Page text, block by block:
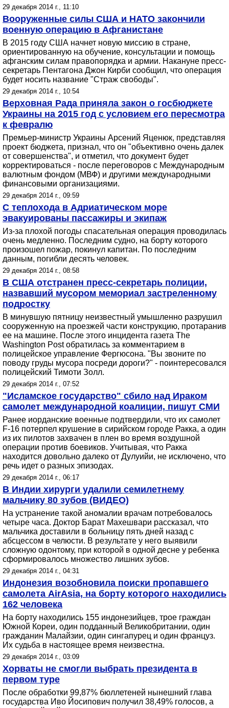
29 декабря 2014 г., 11:10
Вооруженные силы США и НАТО закончили
военную операцию в Афганистане
В 2015 году США начнет новую миссию в стране,
ориентированную на обучение, консультации и помощь
афганским силам правопорядка и армии. Накануне пресс-
секретарь Пентагона Джон Кирби сообщил, что операция
будет носить название "Страж свободы".
29 декабря 2014 г., 10:54
Верховная Рада приняла закон о госбюджете
Украины на 2015 год с условием его пересмотра
к февралю
Премьер-министр Украины Арсений Яценюк, представляя
проект бюджета, признал, что он "объективно очень далек
от совершенства", и отметил, что документ будет
корректироваться - после переговоров с Международным
валютным фондом (МВФ) и другими международными
финансовыми организациями.
29 декабря 2014 г., 09:59
С теплохода в Адриатическом море
эвакуированы пассажиры и экипаж
Из-за плохой погоды спасательная операция проводилась
очень медленно. Последним судно, на борту которого
произошел пожар, покинул капитан. По последним
данным, погибли десять человек.
29 декабря 2014 г., 08:58
В США отстранен пресс-секретарь полиции,
назвавший мусором мемориал застреленному
подростку
В минувшую пятницу неизвестный умышленно разрушил
сооруженную на проезжей части конструкцию, протаранив
ее на машине. После этого инцидента газета The
Washington Post обратилась за комментарием в
полицейское управление Фергюсона. "Вы звоните по
поводу груды мусора посреди дороги?" - поинтересовался
полицейский Тимоти Золл.
29 декабря 2014 г., 07:52
"Исламское государство" сбило над Ираком
самолет международной коалиции, пишут СМИ
Ранее иорданские военные подтвердили, что их самолет
F-16 потерпел крушение в сирийском городе Ракка, а один
из их пилотов захвачен в плен во время воздушной
операции против боевиков. Учитывая, что Ракка
находится довольно далеко от Дулуийи, не исключено, что
речь идет о разных эпизодах.
29 декабря 2014 г., 06:17
В Индии хирурги удалили семилетнему
мальчику 80 зубов (ВИДЕО)
На устранение такой аномалии врачам потребовалось
четыре часа. Доктор Барат Махешвари рассказал, что
мальчика доставили в больницу пять дней назад с
абсцессом в челюсти. В результате у него выявили
сложную одонтому, при которой в одной десне у ребенка
сформировалось множество лишних зубов.
29 декабря 2014 г., 04:31
Индонезия возобновила поиски пропавшего
самолета AirAsia, на борту которого находились
162 человека
На борту находились 155 индонезийцев, трое граждан
Южной Кореи, один подданный Великобритании, один
гражданин Малайзии, один сингапурец и один француз.
Их судьба в настоящее время неизвестна.
29 декабря 2014 г., 03:09
Хорваты не смогли выбрать президента в
первом туре
После обработки 99,87% бюллетеней нынешний глава
государства Иво Йосипович получил 38,49% голосов, а